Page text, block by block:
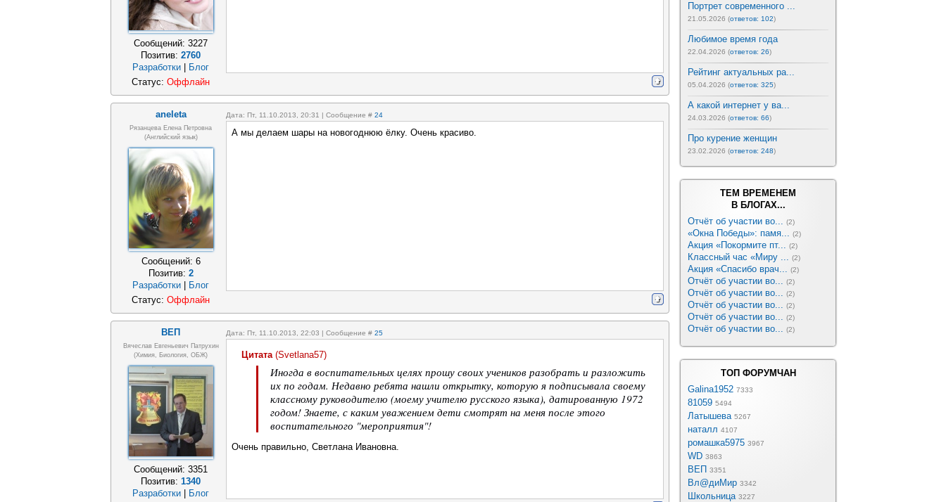
Сообщений: 3227
Позитив: 2760
Разработки
Блог
Статус: Оффлайн
aneleta Дата: Пт, 11.10.2013, 20:31 | Сообщение # 24
Рязанцева Елена Петровна
(английский язык)
Сообщений: 6
Позитив: 2
Разработки
Блог
А мы делаем шары на новогоднюю ёлку. Очень красиво.
Статус: Оффлайн
ВЕП Дата: Пт, 11.10.2013, 22:03 | Сообщение # 25
Вячеслав Евгеньевич Патрухин
(Химия, Биология, ОБЖ)
Сообщений: 3351
Позитив: 1340
Разработки
Блог
Цитата(Svetlana57)
Иногда в воспитательных целях прошу своих учеников разобрать и разложить
их по годам. Недавно ребята нашли открытку, которую я подписывала своему
классному руководителю (моему учителю русского языка), датированную 1972
годом! Знаете, с каким уважением дети смотрят на меня после этого
воспитательного "мероприятия"!
Очень правильно, Светлана Ивановна.
Портрет современного ...
21.05.2026 (ответов: 102)
Любимое время года
22.04.2026 (ответов: 26)
Рейтинг актуальных ра...
05.04.2026 (ответов: 325)
А какой интернет у ва...
24.03.2026 (ответов: 66)
Про курение женщин
23.02.2026 (ответов: 248)
ТЕМ ВРЕМЕНЕМ
В БЛОГАХ...
Отчёт об участии во... (2)
«Окна Победы»: памя... (2)
Акция «Покормите пт... (2)
Классный час «Миру ... (2)
Акция «Спасибо врач... (2)
Отчёт об участии во... (2)
Отчёт об участии во... (2)
Отчёт об участии во... (2)
Отчёт об участии во... (2)
Отчёт об участии во... (2)
ТОП ФОРУМЧАН
Galina1952 7333
81059 5494
Латышева 5267
наталл 4107
ромашка5975 3967
WD 3863
ВЕП 3351
Вл@диМир 3342
Школьница 3227